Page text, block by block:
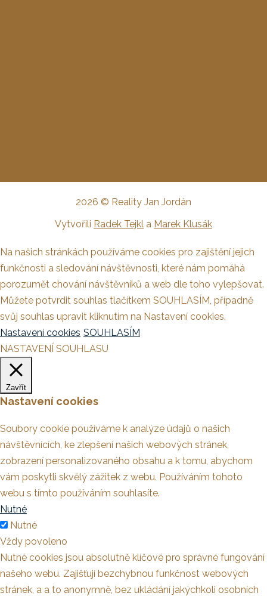
2026 © Reality Jan Jordán
Vytvořili Radek Tejkl a Marek Klusák
Na našich stránkách používáme cookies pro zajištění jejich
funkčnosti a sledování návštěvnosti, které nám pomáhá
porozumět chování návštěvníků a web dle toho vylepšovat.
Můžete potvrdit souhlas tlačítkem SOUHLASÍM, případně
svůj souhlas upravit kliknutím na Nastavení cookies.
Nastavení cookies SOUHLASÍM
NASTAVENÍ SOUHLASU
Zavřít
Nastavení cookies
Soubory cookie používáme k analýze údajů o našich
návštěvnících, ke zlepšení našich webových stránek,
zobrazení personalizovaného obsahu a k tomu, abychom
vám poskytli skvělý zážitek z webu. Používáním tohoto
webu s tímto používáním souhlasíte.
Nutné
Nutné
Vždy povoleno
Nutné cookies jsou absolutně klíčové pro správné fungování
našeho webu. Zajišťují bezchybnou funkčnost webových
stránek, a a to anonymně, bez ukládání jakýchkoli osobních